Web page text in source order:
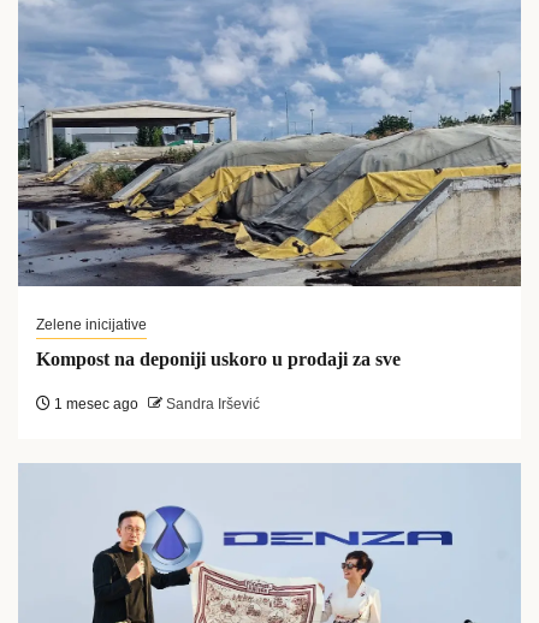
Zelene inicijative
Kompost na deponiji uskoro u prodaji za sve
1 mesec ago Sandra Iršević